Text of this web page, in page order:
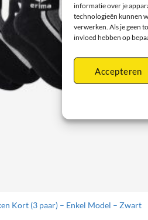
informatie over je
technologieën kunnen
verwerken. Als je geen
invloed hebben op
Accepteren
Kort (3 paar) – Enkel Model – Zwart